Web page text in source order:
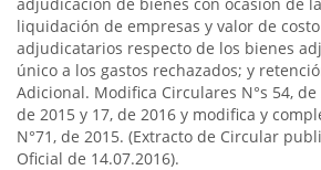
liquidación de empresas y valor de
adjudicatarios respecto de los bienes
único a los gastos rechazados; y
Adicional. Modifica Circulares N°s 54, de
de 2015 y 17, de 2016 y modifica y
N°71, de 2015. (Extracto de Circular
Oficial de 14.07.2016).